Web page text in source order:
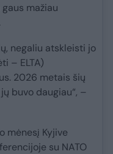
mažiau
negaliu atskleisti jo
– ELTA)
2026 metais šių
buvo daugiau“, –
mėnesį Kyjive
su NATO